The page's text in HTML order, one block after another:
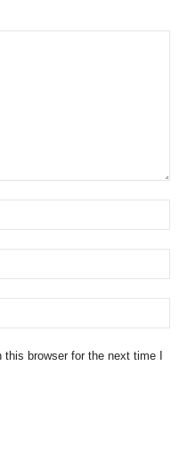
browser for the next time I